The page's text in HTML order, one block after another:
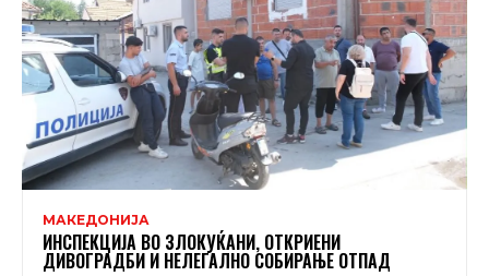
МАКЕДОНИЈА
ИНСПЕКЦИЈА ВО ЗЛОКУЌАНИ, ОТКРИЕНИ
ДИВОГРАДБИ И НЕЛЕГАЛНО СОБИРАЊЕ ОТПАД